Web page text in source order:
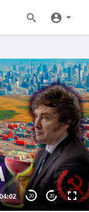
04:02 20 20